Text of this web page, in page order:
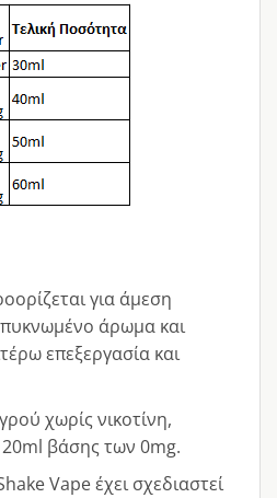
για άμεση
άρωμα και
επεξεργασία και
χωρίς νικοτίνη,
βάσης των 0mg.
Vape έχει σχεδιαστεί